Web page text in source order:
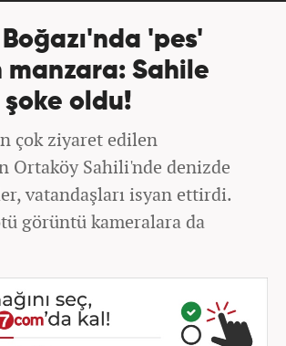
'pes'
Sahile
oldu!
çok ziyaret edilen
Ortaköy Sahili'nde denizde
vatandaşları isyan ettirdi.
görüntü kameralara da